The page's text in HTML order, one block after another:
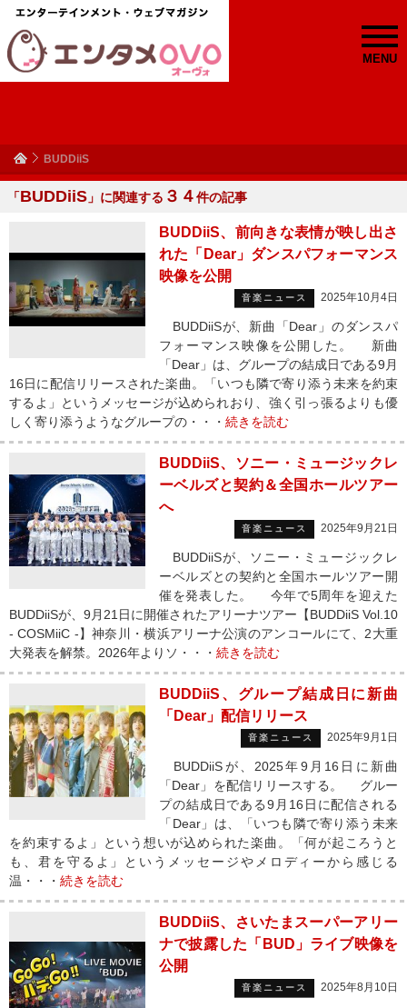
MENU
BUDDiiS
「BUDDiiS 」に関連する ３４件の記事
BUDDiiS、前向きな表情が映し出さ
れた「Dear」ダンスパフォーマンス
映像を公開
音楽ニュース 2025年10月4日
BUDDiiSが、新曲「Dear」のダンスパ
フォーマンス映像を公開した。 新曲
「Dear」は、グループの結成日である9月
16日に配信リリースされた楽曲。「いつも隣で寄り添う未来を約束
するよ」というメッセージが込められおり、強く引っ張るよりも優
しく寄り添うようなグループの・・・ 続きを読む
BUDDiiS、ソニー・ミュージックレ
ーベルズと契約＆全国ホールツアー
へ
音楽ニュース 2025年9月21日
BUDDiiSが、ソニー・ミュージックレ
ーベルズとの契約と全国ホールツアー開
催を発表した。 今年で5周年を迎えた
BUDDiiSが、9月21日に開催されたアリーナツアー【BUDDiiS Vol.10
- COSMiiC -】神奈川・横浜アリーナ公演のアンコールにて、2大重
大発表を解禁。2026年よりソ・・・ 続きを読む
BUDDiiS、グループ結成日に新曲
「Dear」配信リリース
音楽ニュース 2025年9月1日
BUDDiiSが、2025年9月16日に新曲
「Dear」を配信リリースする。 グルー
プの結成日である9月16日に配信される
「Dear」は、「いつも隣で寄り添う未来
を約束するよ」という想いが込められた楽曲。「何が起ころうと
も、君を守るよ」というメッセージやメロディーから感じる
温・・・ 続きを読む
BUDDiiS、さいたまスーパーアリー
ナで披露した「BUD」ライブ映像を
公開
音楽ニュース 2025年8月10日